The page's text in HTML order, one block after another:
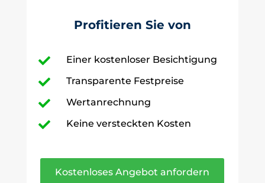
Profitieren Sie von
 Einer kostenloser Besichtigung
 Transparente Festpreise
 Wertanrechnung
 Keine versteckten Kosten
Kostenloses Angebot anfordern